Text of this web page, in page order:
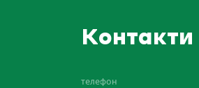
Контакти
телефон